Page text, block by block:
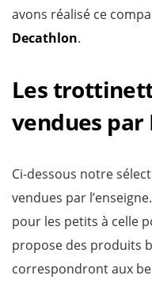
avons réalisé ce
Decathlon.
Les
vendues par
Ci-dessous notre
vendues par
pour les petits à celle
propose des produits
correspondront aux